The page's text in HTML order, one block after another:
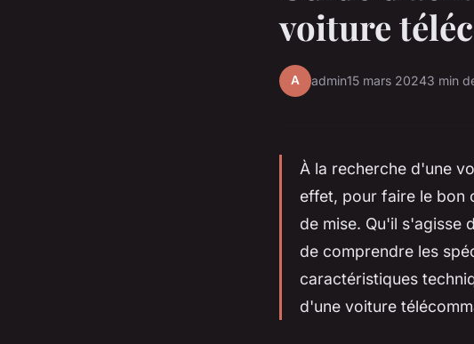
voiture
A admin15 mars 20243 min
À la recherche d'une
effet, pour faire le bon
de mise. Qu'il s'agisse
de comprendre les
caractéristiques
d'une voiture